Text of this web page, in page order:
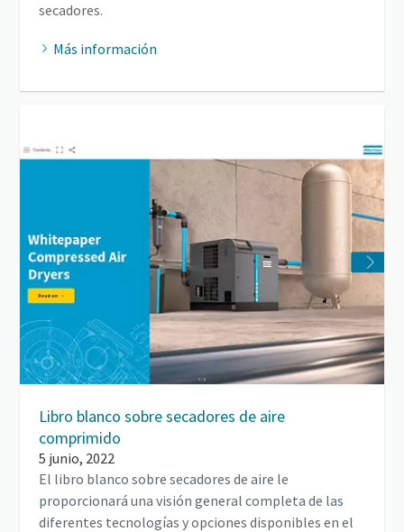
secadores.
Más información
Libro blanco sobre secadores de aire
comprimido
5 junio, 2022
El libro blanco sobre secadores de aire le
proporcionará una visión general completa de las
diferentes tecnologías y opciones disponibles en el